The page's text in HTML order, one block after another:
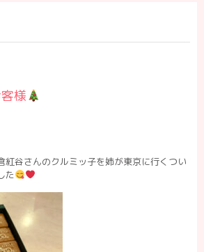
様
紅谷さんのクルミッ子を姉が東京に行くつい
た